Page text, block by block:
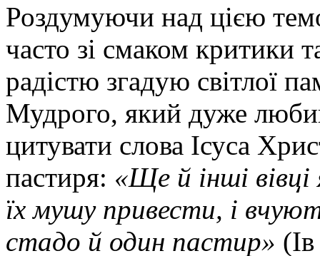
Роздумуючи над цією
часто зі смаком критики
радістю згадую світлої
Мудрого, який дуже
цитувати слова Ісуса
пастиря: «Ще й інші
їх мушу привести, і
стадо й один пастир»